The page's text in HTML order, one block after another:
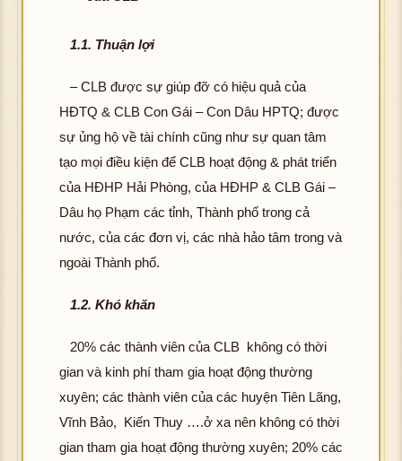
1.1. Thuận lợi
– CLB được sự giúp đỡ có hiệu quả của
HĐTQ & CLB Con Gái – Con Dâu HPTQ; được
sự ủng hộ về tài chính cũng như sự quan tâm
tạo mọi điều kiện để CLB hoạt động & phát triển
của HĐHP Hải Phòng, của HĐHP & CLB Gái –
Dâu họ Phạm các tỉnh, Thành phố trong cả
nước, của các đơn vị, các nhà hảo tâm trong và
ngoài Thành phố.
1.2. Khó khăn
20% các thành viên của CLB không có thời
gian và kinh phí tham gia hoạt động thường
xuyên; các thành viên của các huyện Tiên Lãng,
Vĩnh Bảo, Kiến Thuy ….ở xa nên không có thời
gian tham gia hoạt động thường xuyên; 20% các